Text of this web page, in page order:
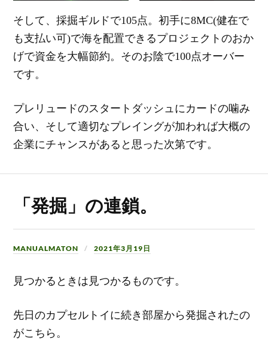
そして、採掘ギルドで105点。初手に8MC(健在で
も支払い可)で海を配置できるプロジェクトのおか
げで資金を大幅節約。そのお陰で100点オーバー
です。
プレリュードのスタートダッシュにカードの噛み
合い、そして適切なプレイングが加われば大概の
企業にチャンスがあると思った次第です。
「発掘」の連鎖。
MANUALMATON 2021年3月19日
見つかるときは見つかるものです。
先日のカプセルトイに続き部屋から発掘されたの
がこちら。